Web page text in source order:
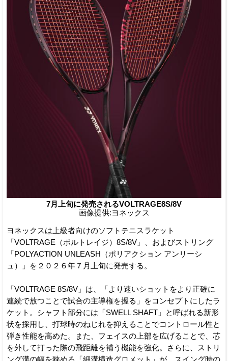
7月上旬に発売されるVOLTRAGE8S/8V
画像提供:ヨネックス
ヨネックスは上級者向けのソフトテニスラケット
「VOLTRAGE（ボルトレイジ）8S/8V」、およびストリング
「POLYACTION UNLEASH（ポリアクション アンリーシ
ュ）」を２０２６年７月上旬に発売する。
「VOLTRAGE 8S/8V」は、「より速いショットをより正確に
連続で放つことで試合の主導権を握る」をコンセプトにしたラ
ケット。シャフト部分には「SWELL SHAFT」と呼ばれる新形
状を採用し、打球時のねじれを抑えることでコントロール性と
弾き性能を高めた。また、フェイスの上部を広げることで、芯
を外して打った際の飛距離を補う機能を強化。さらに、ストリ
ング溝の幅を狭める「細溝構造グロメット」が、スイング時の